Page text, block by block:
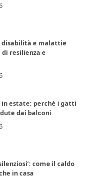
disabilità e malattie
resilienza e
estate: perché i gatti
dai balconi
come il caldo
in casa